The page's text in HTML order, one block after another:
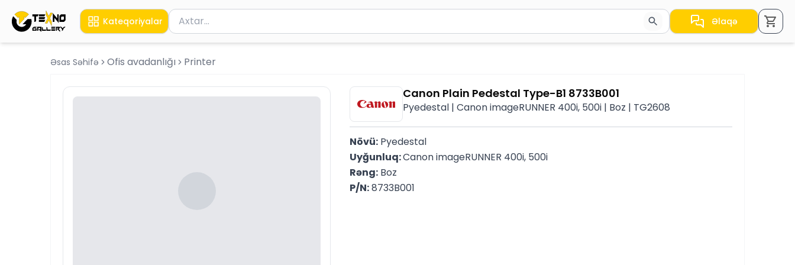
Kateqoriyalar Məhsul axtar
Axtarış üçün ən azı 2 simvol yazın. Göndərmək üçün Enter düyməsini basın və ya nəticələr arasında keçid etmək üçün ox
Əlaqə
Əsas Səhifə Ofis avadanlığı Printer
Canon Plain Pedestal Type-B1 8733B001
Pyedestal | Canon imageRUNNER 400i, 500i | Boz | TG2608
Növü: Pyedestal
Uyğunluq: Canon imageRUNNER 400i, 500i
Rəng: Boz
P/N: 8733B001